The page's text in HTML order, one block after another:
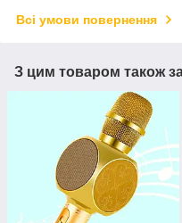
Всі умови повернення
З цим товаром також